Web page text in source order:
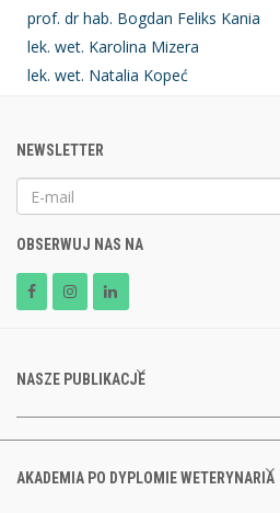
prof. dr hab. Bogdan Feliks Kania
lek. wet. Karolina Mizera
lek. wet. Natalia Kopeć
NEWSLETTER
OBSERWUJ NAS NA
NASZE PUBLIKACJE
AKADEMIA PO DYPLOMIE WETERYNARIA